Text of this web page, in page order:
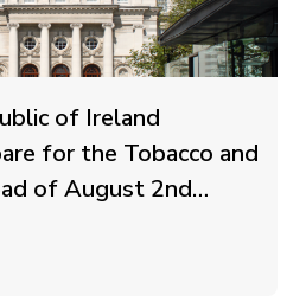
of Ireland
for the Tobacco and
of August 2nd